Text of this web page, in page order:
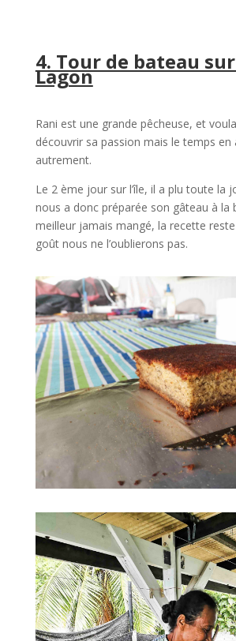
4. Tour de bateau
Lagon
Rani est une grande pêcheuse, et
découvrir sa passion mais le temps en
autrement.
Le 2 ème jour sur l’île, il a plu toute la
nous a donc préparée son gâteau à la
meilleur jamais mangé, la recette
goût nous ne l’oublierons pas.